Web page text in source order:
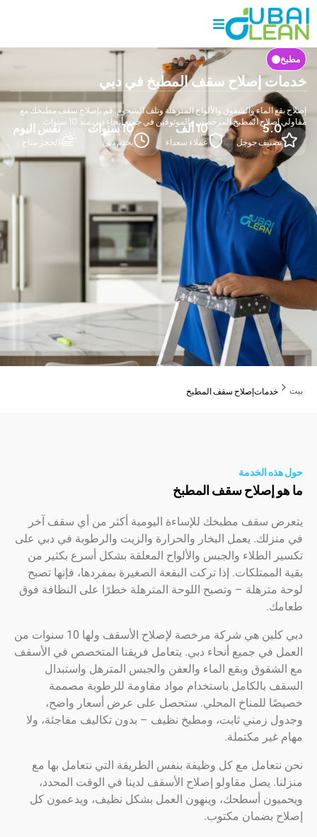
إصلاح سقف المطبخ في دبي
الماء والشقوق والألواح المترهلة وتلف الشحوم. قم بإصلاح سقف مطبخك مع
المطبخ المرخصين والموثوقين في جميع أنحاء دبي منذ 10 سنوات.
جوجل
10 ألف
عملاء سعداء
10 سنوات
يخدم دبي
نفس اليوم
الحجز متاح
خدماتإصلاح سقف المطبخ
الخدمة
إصلاح سقف المطبخ
سقف مطبخك للإساءة اليومية أكثر من أي سقف آخر
يعمل البخار والحرارة والزيت والرطوبة في دبي على
الطلاء والجبس والألواح المعلقة بشكل أسرع بكثير من
إذا تركت البقعة الصغيرة بمفردها، فإنها تصبح
– وتصبح اللوحة المترهلة خطرًا على النظافة فوق
دبي كلين هي شركة مرخصة لإصلاح الأسقف ولها 10 سنوات من
في جميع أنحاء دبي. يتعامل فريقنا المتخصص في الأسقف
وبقع الماء والعفن والجبس المترهل واستبدال
بالكامل باستخدام مواد مقاومة للرطوبة مصممة
للمناخ المحلي. ستحصل على عرض أسعار واضح،
زمني ثابت، ومطبخ نظيف – بدون تكاليف مفاجئة، ولا
مكتملة.
مع كل وظيفة بنفس الطريقة التي نتعامل بها مع
يصل مقاولو إصلاح الأسقف لدينا في الوقت المحدد،
أسطحك، وينهون العمل بشكل نظيف، ويدعمون كل
بضمان مكتوب.